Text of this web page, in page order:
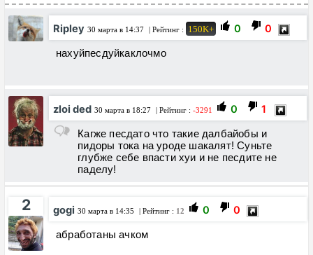
Ripley 30 марта в 14:37 | Рейтинг : 150K+ 0 0
нахуйпесдуйкаклочмо
zloi ded 30 марта в 18:27 | Рейтинг : -3291 0 1
Кагже песдато что такие далбайобы и
пидоры тока на уроде шакалят! Суньте
глубже себе впасти хуи и не песдите не
паделу!
2 gogi 30 марта в 14:35 | Рейтинг : 12 0 0
абработаны ачком